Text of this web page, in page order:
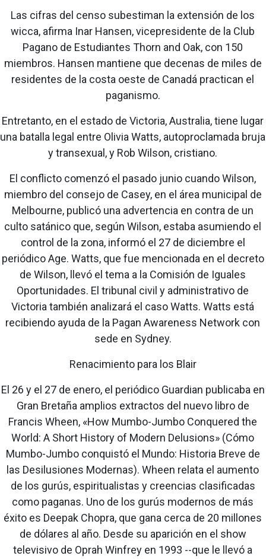
Las cifras del censo subestiman la extensión de los
wicca, afirma Inar Hansen, vicepresidente de la Club
Pagano de Estudiantes Thorn and Oak, con 150
miembros. Hansen mantiene que decenas de miles de
residentes de la costa oeste de Canadá practican el
paganismo.
Entretanto, en el estado de Victoria, Australia, tiene lugar
una batalla legal entre Olivia Watts, autoproclamada bruja
y transexual, y Rob Wilson, cristiano.
El conflicto comenzó el pasado junio cuando Wilson,
miembro del consejo de Casey, en el área municipal de
Melbourne, publicó una advertencia en contra de un
culto satánico que, según Wilson, estaba asumiendo el
control de la zona, informó el 27 de diciembre el
periódico Age. Watts, que fue mencionada en el decreto
de Wilson, llevó el tema a la Comisión de Iguales
Oportunidades. El tribunal civil y administrativo de
Victoria también analizará el caso Watts. Watts está
recibiendo ayuda de la Pagan Awareness Network con
sede en Sydney.
Renacimiento para los Blair
El 26 y el 27 de enero, el periódico Guardian publicaba en
Gran Bretaña amplios extractos del nuevo libro de
Francis Wheen, «How Mumbo-Jumbo Conquered the
World: A Short History of Modern Delusions» (Cómo
Mumbo-Jumbo conquistó el Mundo: Historia Breve de
las Desilusiones Modernas). Wheen relata el aumento
de los gurús, espiritualistas y creencias clasificadas
como paganas. Uno de los gurús modernos de más
éxito es Deepak Chopra, que gana cerca de 20 millones
de dólares al año. Desde su aparición en el show
televisivo de Oprah Winfrey en 1993 --que le llevó a